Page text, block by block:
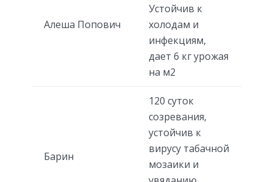
Алеша Попович
Устойчив к
холодам и
инфекциям,
дает 6 кг урожая
на м2
Барин
120 суток
созревания,
устойчив к
вирусу табачной
мозаики и